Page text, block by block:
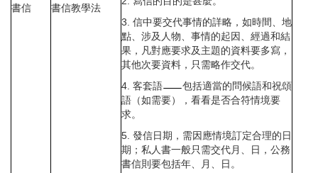
書信 書信教學法
3. 信中要交代事情的詳略，如時間、地
點、涉及人物、事情的起因、經過和結
果，凡對應要求及主題的資料要多寫，
其他次要資料，只需略作交代。
4. 客套語
包括適當的問候語和祝頌
語（如需要），看看是否合符情境要
求。
5. 發信日期，需因應情境訂定合理的日
期；私人書一般只需交代月、日，公務
書信則要包括年、月、日。